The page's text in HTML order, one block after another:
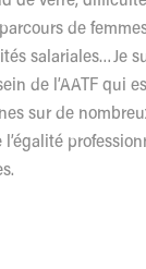
de
salariales…Je
de l’AATF qui
sur de
l’égalité